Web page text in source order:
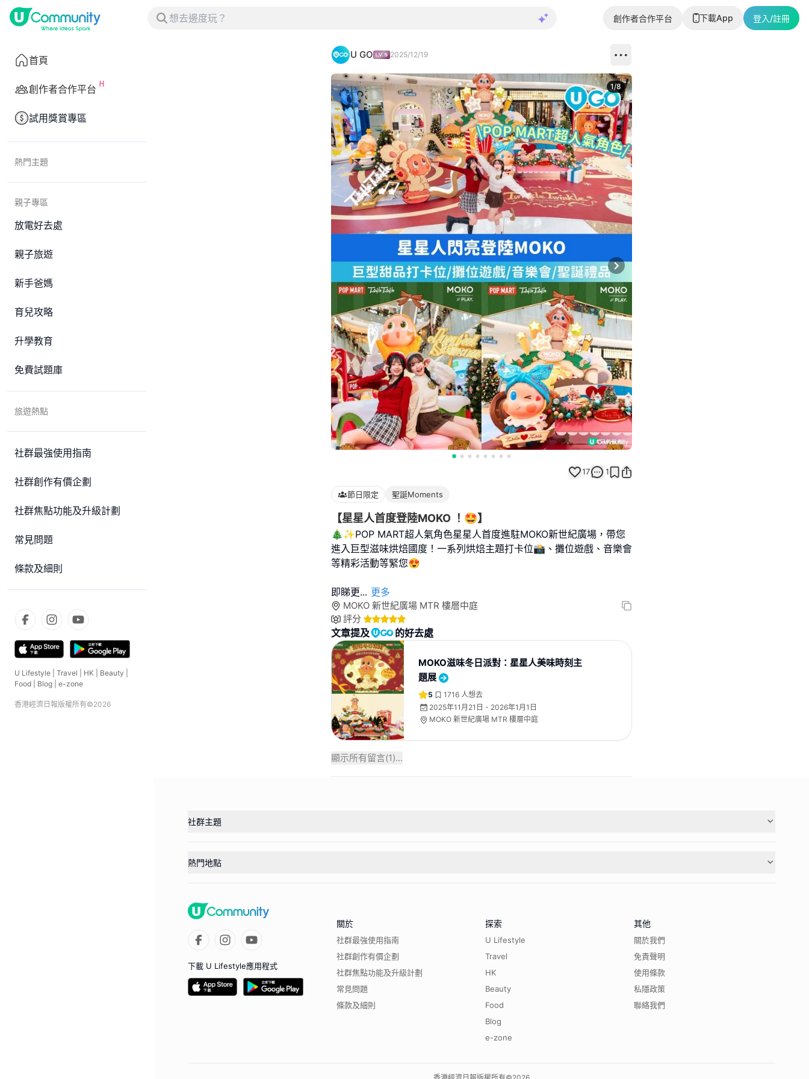
創作者合作平台 下載App 登入/註冊
首頁
創作者合作平台
試用獎賞專區
熱門主題
親子專區
放電好去處
親子旅遊
新手爸媽
育兒攻略
升學教育
免費試題庫
旅遊熱點
社群最強使用指南
社群創作有價企劃
社群焦點功能及升級計劃
常見問題
條款及細則
U Lifestyle Travel HK Beauty
Food
Blog e-zone
香港經濟日報版權所有©2026
U GO 2025/12/19
Next slide
1/8
17 1
節日限定 聖誕Moments
【星星人首度登陸MOKO ！🤩】
🎄✨POP MART超人氣角色星星人首度進駐MOKO新世紀廣場，帶您
進入巨型滋味烘焙國度！一系列烘焙主題打卡位📸、攤位遊戲、音樂會
等精彩活動等緊您😍
即睇更... 更多
MOKO 新世紀廣場 MTR 樓層中庭
評分
文章提及 的好去處
MOKO滋味冬日派對：星星人美味時刻主
題展
5 1716 人想去
2025年11月21日 - 2026年1月1日
MOKO 新世紀廣場 MTR 樓層中庭
顯示所有留言(1)...
社群主題
熱門地點
下載 U Lifestyle應用程式
關於
社群最強使用指南
社群創作有價企劃
社群焦點功能及升級計劃
常見問題
條款及細則
探索
U Lifestyle
Travel
HK
Beauty
Food
Blog
e-zone
其他
關於我們
免責聲明
使用條款
私隱政策
聯絡我們